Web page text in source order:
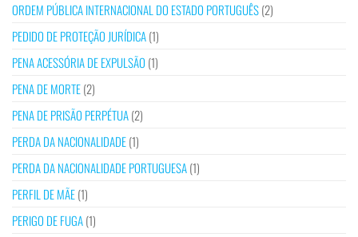
ORDEM PÚBLICA INTERNACIONAL DO ESTADO PORTUGUÊS(2)
PEDIDO DE PROTEÇÃO JURÍDICA(1)
PENA ACESSÓRIA DE EXPULSÃO (1)
PENA DE MORTE(2)
PENA DE PRISÃO PERPÉTUA(2)
PERDA DA NACIONALIDADE(1)
PERDA DA NACIONALIDADE PORTUGUESA(1)
PERFIL DE MÃE(1)
PERIGO DE FUGA(1)